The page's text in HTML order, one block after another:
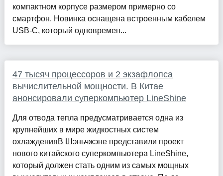
компактном корпусе размером примерно со
смартфон. Новинка оснащена встроенным кабелем
USB-C, который одновремен...
47 тысяч процессоров и 2 экзафлопса
вычислительной мощности. В Китае
анонсировали суперкомпьютер LineShine
Для отвода тепла предусматривается одна из
крупнейших в мире жидкостных систем
охлажденияВ Шэньчжэне представили проект
нового китайского суперкомпьютера LineShine,
который должен стать одним из самых мощных